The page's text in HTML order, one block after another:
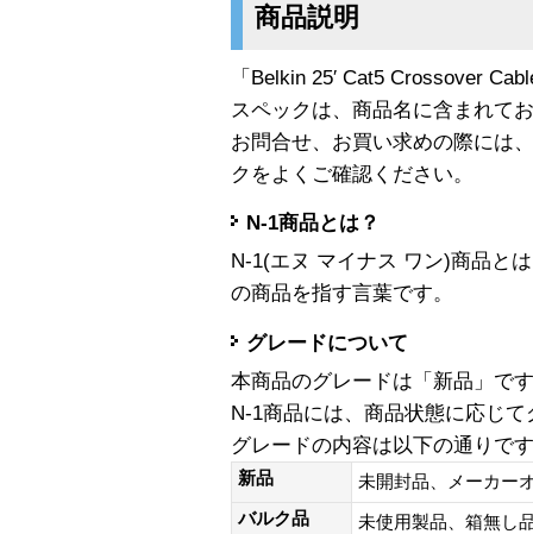
商品説明
「Belkin 25′ Cat5 Crossover
スペックは、商品名に含まれて
お問合せ、お買い求めの際には
クをよくご確認ください。
N-1商品とは？
N-1(エヌ マイナス ワン)商品と
の商品を指す言葉です。
グレードについて
本商品のグレードは「新品」です
N-1商品には、商品状態に応じ
グレードの内容は以下の通りで
新品
未開封品、メーカー
バルク品
未使用製品、箱無